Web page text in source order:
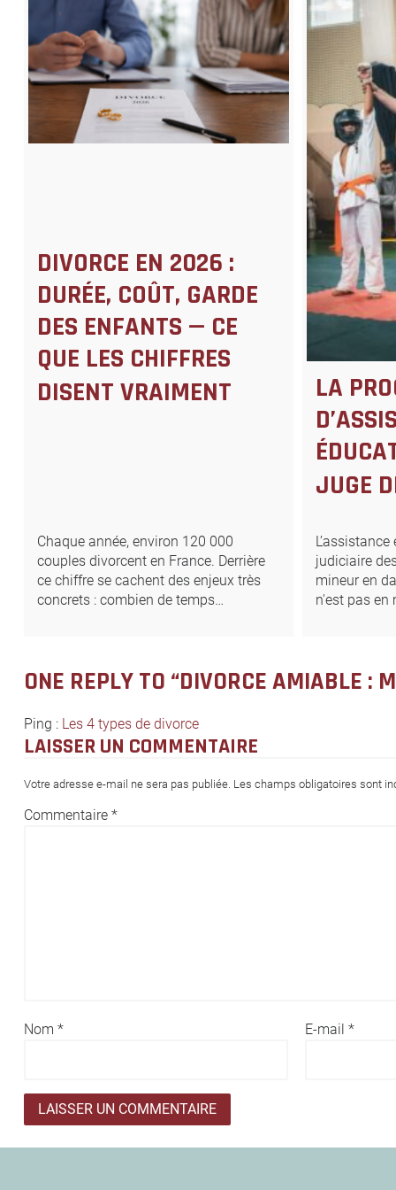
DIVORCE EN 2026 :
DURÉE, COÛT, GARDE
DES ENFANTS — CE
QUE LES CHIFFRES
DISENT VRAIMENT
Chaque année, environ 120 000
couples divorcent en France. Derrière
ce chiffre se cachent des enjeux très
concrets : combien de temps…
LA
JUGE
judiciaire
mineur en
n'est pas en
ONE REPLY TO “DIVORCE AMIABLE :
Ping : Les 4 types de divorce
LAISSER UN COMMENTAIRE
Votre adresse e-mail ne sera pas publiée. Les champs obligatoires sont
Commentaire *
Nom * E-mail *